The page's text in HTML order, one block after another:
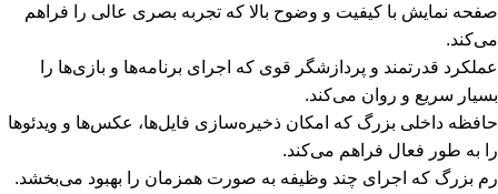
صفحه نمایش با کیفیت و وضوح بالا که تجربه بصری عالی را فراهم
می‌کند.
عملکرد قدرتمند و پردازشگر قوی که اجرای برنامه‌ها و بازی‌ها را
بسیار سریع و روان می‌کند.
حافظه داخلی بزرگ که امکان ذخیره‌سازی فایل‌ها، عکس‌ها و ویدئوها
را به طور فعال فراهم می‌کند.
رم بزرگ که اجرای چند وظیفه به صورت همزمان را بهبود می‌بخشد.